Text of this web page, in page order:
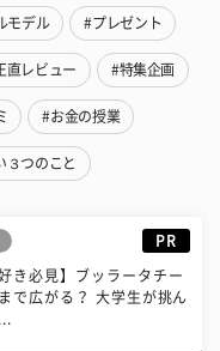
モデル #プレゼント
直レビュー #特集企画
#お金の授業
３つのこと
PR
き必見】ブッラータチー
で広がる？ 大学生が挑ん